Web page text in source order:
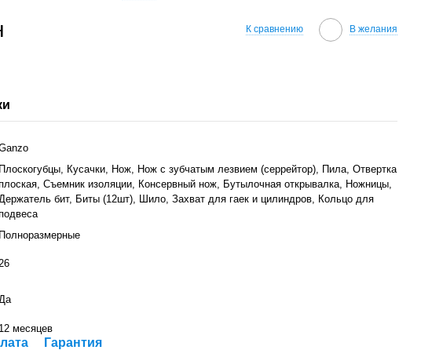
К сравнению В желания
Плоскогубцы, Кусачки, Нож, Нож с зубчатым лезвием (серрейтор), Пила, Отвертка
Съемник изоляции, Консервный нож, Бутылочная открывалка, Ножницы,
бит, Биты (12шт), Шило, Захват для гаек и цилиндров, Кольцо для
Полноразмерные
12 месяцев
Гарантия